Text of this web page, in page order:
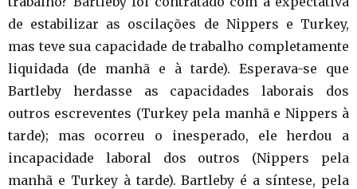
de estabilizar as oscilações de Nippers e Turkey,
mas teve sua capacidade de trabalho completamente
liquidada (de manhã e à tarde). Esperava-se que
Bartleby herdasse as capacidades laborais dos
outros escreventes (Turkey pela manhã e Nippers à
tarde); mas ocorreu o inesperado, ele herdou a
incapacidade laboral dos outros (Nippers pela
manhã e Turkey à tarde). Bartleby é a síntese, pela